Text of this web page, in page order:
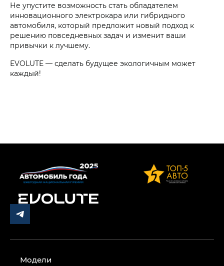
Не упустите возможность стать обладателем
инновационного электрокара или гибридного
автомобиля, который предложит новый подход к
решению повседневных задач и изменит ваши
привычки к лучшему.
EVOLUTE — сделать будущее экологичным может
каждый!
Модели